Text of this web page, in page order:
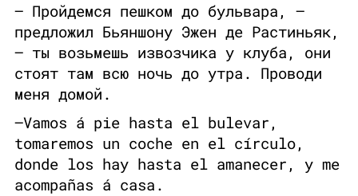
— Пройдемся пешком до бульвара, —
предложил Бьяншону Эжен де Растиньяк,
— ты возьмешь извозчика у клуба, они
стоят там всю ночь до утра. Проводи
меня домой.
—Vamos á pie hasta el bulevar,
tomaremos un coche en el círculo,
donde los hay hasta el amanecer, y me
acompañas á casa.